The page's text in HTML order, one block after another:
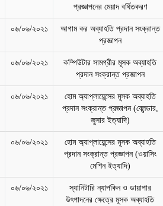
প্রজ্ঞাপনের মেয়াদ বর্ধিতকরণ
০৬/০৬/২০২১
আগাম কর অব্যাহতি প্রদান সংক্রান্ত
প্রজ্ঞাপন
০৬/০৬/২০২১
কম্পিউটার সামগ্রীর মূসক অব্যাহতি
প্রদান সংক্রান্ত প্রজ্ঞাপন
০৬/০৬/২০২১
হোম অ্যাপ্লায়েন্সের মূসক অব্যাহতি
প্রদান সংক্রান্ত প্রজ্ঞাপন (ব্লেন্ডার,
জুসার ইত্যাদি)
০৬/০৬/২০২১
হোম অ্যাপ্লায়েন্সের মূসক অব্যাহতি
প্রদান সংক্রান্ত প্রজ্ঞাপন (ওয়াসিং
মেশিন ইত্যাদি)
০৬/০৬/২০২১
স্যানিটারি ন্যাপকিন ও ডায়াপার
উৎপাদনের ক্ষেত্রে মূসক অব্যাহতি